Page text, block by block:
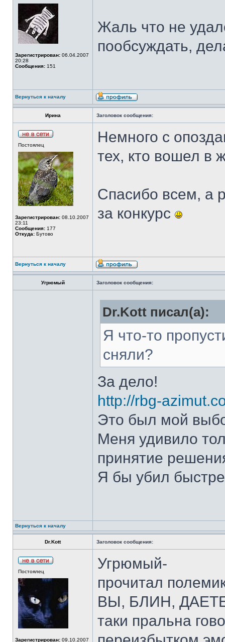
Зарегистрирован: 06.04.2007
20:28
Сообщения: 151
Жаль что не
пообсуждать,
Вернуться к началу
Ирина Заголовок сообщения:
Постоялец
Зарегистрирован: 08.10.2007
23:11
Сообщения: 177
Откуда: Бутово
Немного с
тех, кто вошел в
Спасибо всем, а
за конкурс
Вернуться к началу
Угрюмый Заголовок сообщения:
Dr.Kott писал(а):
Я что-то
сняли?
За дело!
http://rbg-
Это был мой
Меня удивило
принятие
Я бы убил
Вернуться к началу
Dr.Kott Заголовок сообщения:
Постоялец
Зарегистрирован: 09.10.2007
Угрюмый-
прочитал
ВЫ, БЛИН, ДАЕТЕ!
таки пральна